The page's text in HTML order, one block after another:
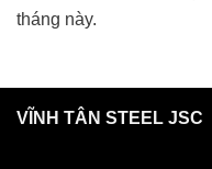
tháng này.
VĨNH TÂN STEEL JSC